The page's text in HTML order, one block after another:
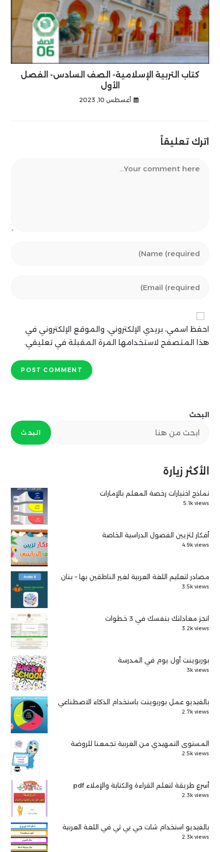
كتاب التربية الإسلامية- الصف السادس- الفصل
الأول
أغسطس 10, 2023
اترك تعليقاً
your
comment
your
address
to
comment
احفظ اسمي، بريدي الإلكتروني، والموقع الإلكتروني في
هذا المتصفح لاستخدامها المرة المقبلة في تعليقي.
البحث
البحث
الأكثر زيارة
نماذج اختبارات رخصة المعلم بالإمارات
5.1k views
أفكار لتزيين الفصول الدراسية الخاصة
4.9k views
مصادر لتعليم اللغة العربية لغير الناطقين بها – بنان
3.5k views
انجز معادلتك بنفسك في 3 خطوات
3.2k views
بوربوينت أول يوم في المدرسة
3k views
بالفيديو عمل بوربوينت باستخدام الذكاء الاصطناعي
2.7k views
المستوى التمهيدي من العربية تجمعنا للروضة
2.5k views
أسرع طريقة لتعلم القراءة والكتابة والإملاء pdf
2.3k views
بالفيديو استخدام شات جي بي تي في اللغة العربية
2.3k views